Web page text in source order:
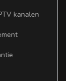
kanalen